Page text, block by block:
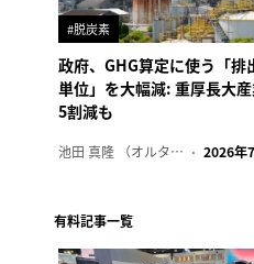
#脱炭素
政府、GHG算定に使う「排
単位」を大幅減: 重厚長大
5割減も
池田 真隆 （オルタナ輪番編集長） 2026年
有料記事一覧